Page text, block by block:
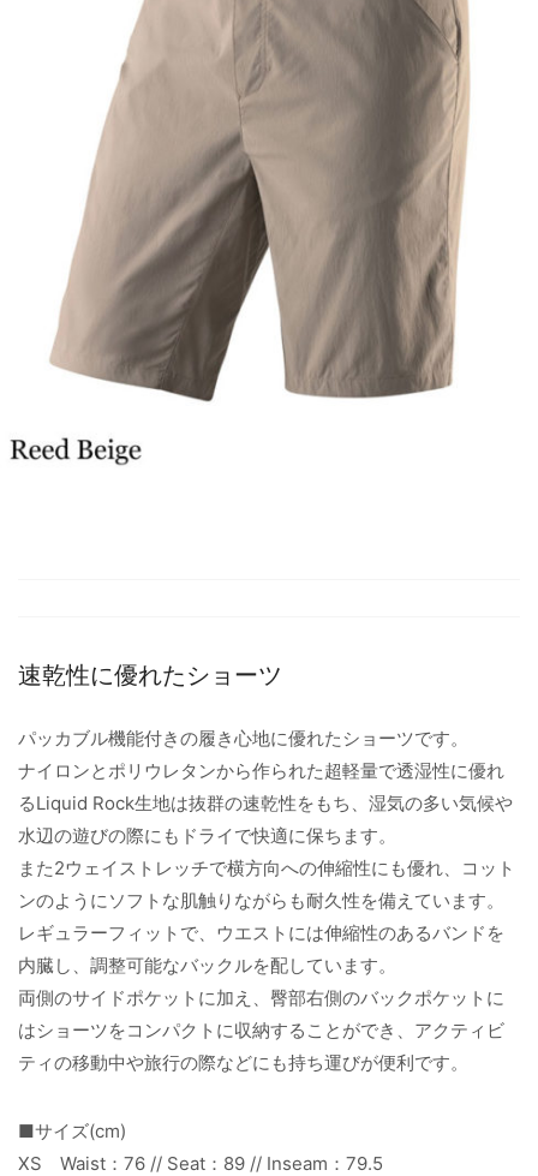
速乾性に優れたショーツ
パッカブル機能付きの履き心地に優れたショーツです。
ナイロンとポリウレタンから作られた超軽量で透湿性に優れ
るLiquid Rock生地は抜群の速乾性をもち、湿気の多い気候や
水辺の遊びの際にもドライで快適に保ちます。
また2ウェイストレッチで横方向への伸縮性にも優れ、コット
ンのようにソフトな肌触りながらも耐久性を備えています。
レギュラーフィットで、ウエストには伸縮性のあるバンドを
内臓し、調整可能なバックルを配しています。
両側のサイドポケットに加え、臀部右側のバックポケットに
はショーツをコンパクトに収納することができ、アクティビ
ティの移動中や旅行の際などにも持ち運びが便利です。
■サイズ(cm)
XS Waist：76 // Seat：89 // Inseam：79.5